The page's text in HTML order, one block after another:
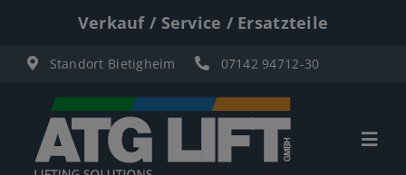
springen
Verkauf / Service / Ersatzteile
Standort Bietigheim 07142 94712-30